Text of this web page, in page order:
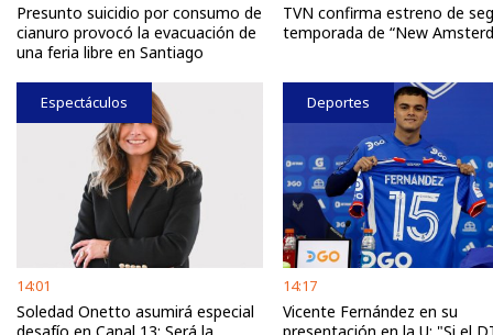
Presunto suicidio por consumo de
cianuro provocó la evacuación de
una feria libre en Santiago
TVN confirma estreno de
temporada de “New
Espectáculos
14:01
Soledad Onetto asumirá especial
Deportes
14:17
Vicente Fernández en su